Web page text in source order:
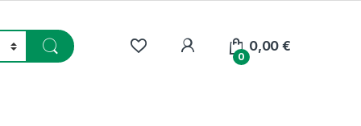
My Account
0
0,00€